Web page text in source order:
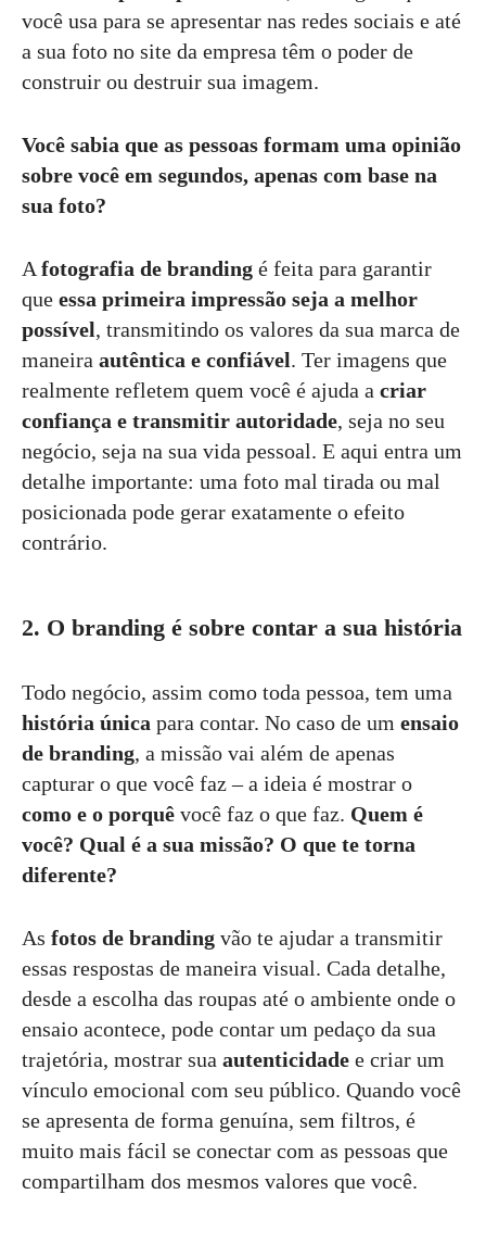
você usa para se apresentar nas redes sociais e até
a sua foto no site da empresa têm o poder de
construir ou destruir sua imagem.
Você sabia que as pessoas formam uma opinião
sobre você em segundos, apenas com base na
sua foto?
A fotografia de branding é feita para garantir
que essa primeira impressão seja a melhor
possível, transmitindo os valores da sua marca de
maneira autêntica e confiável. Ter imagens que
realmente refletem quem você é ajuda a criar
confiança e transmitir autoridade, seja no seu
negócio, seja na sua vida pessoal. E aqui entra um
detalhe importante: uma foto mal tirada ou mal
posicionada pode gerar exatamente o efeito
contrário.
2. O branding é sobre contar a sua história
Todo negócio, assim como toda pessoa, tem uma
história única para contar. No caso de um ensaio
de branding, a missão vai além de apenas
capturar o que você faz – a ideia é mostrar o
como e o porquê você faz o que faz. Quem é
você? Qual é a sua missão? O que te torna
diferente?
As fotos de branding vão te ajudar a transmitir
essas respostas de maneira visual. Cada detalhe,
desde a escolha das roupas até o ambiente onde o
ensaio acontece, pode contar um pedaço da sua
trajetória, mostrar sua autenticidade e criar um
vínculo emocional com seu público. Quando você
se apresenta de forma genuína, sem filtros, é
muito mais fácil se conectar com as pessoas que
compartilham dos mesmos valores que você.